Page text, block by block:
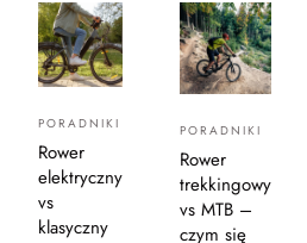
PORADNIKI
Rower
elektryczny
vs
klasyczny
PORADNIKI
Rower
trekkingowy
vs MTB –
czym się